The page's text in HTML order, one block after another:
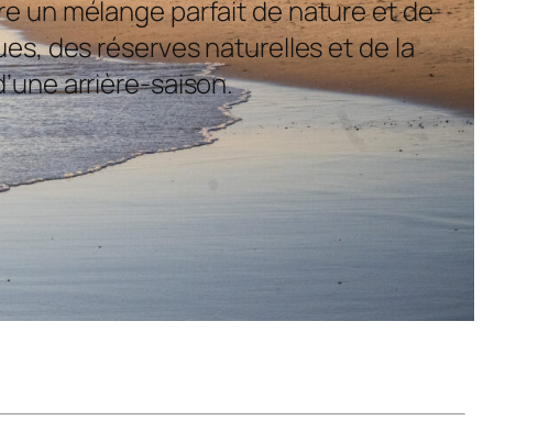
un mélange parfait de nature et de
des réserves naturelles et de la
arrière-saison.